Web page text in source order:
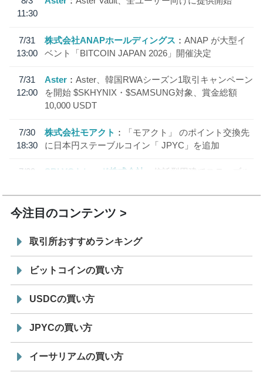
11:30
7/31
13:00
株式会社ANAPホールディングス
ANAP が大型イ
ベント「BITCOIN JAPAN 2026」開催決定
7/31
12:00
Aster
Aster、韓国RWAシーズン1取引キャンペーン
を開始 $SKHYNIX・$SAMSUNG対象、賞金総額
10,000 USDT
7/30
18:30
株式会社モアクト
「モアクト」 のポイント交換先
に日本円ステーブルコイン「 JPYC」を追加
7/29
SBI VCトレード株式会社
信託型円建てステーブル
今注目のコンテンツ
取引所おすすめランキング
ビットコインの買い方
USDCの買い方
JPYCの買い方
イーサリアムの買い方